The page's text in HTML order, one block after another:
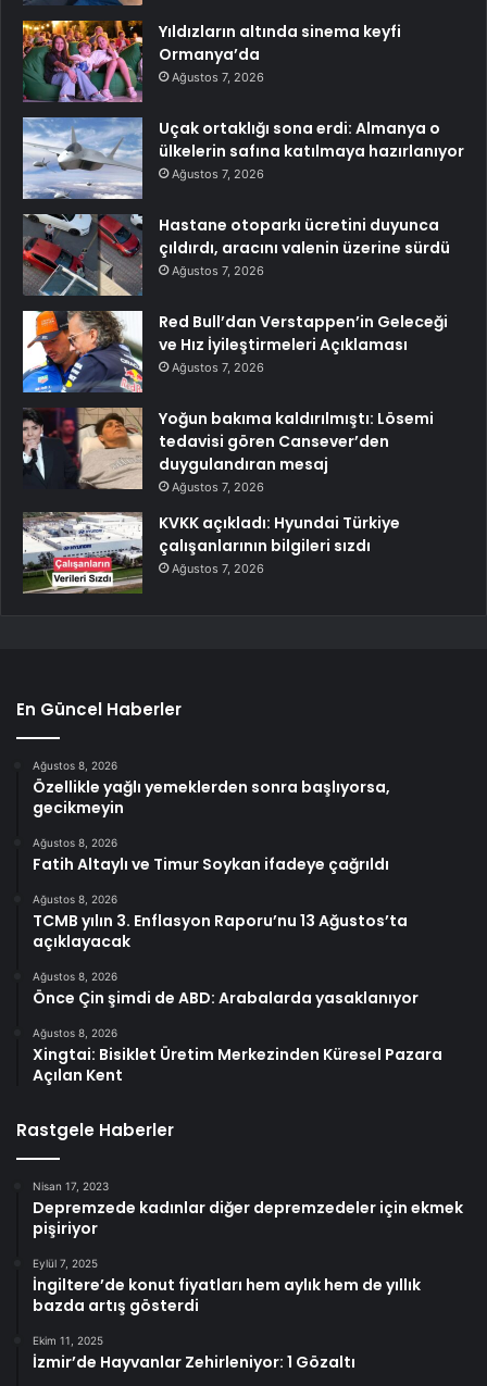
Yıldızların altında sinema keyfi
Ormanya’da
Ağustos 7, 2026
Uçak ortaklığı sona erdi: Almanya o
ülkelerin safına katılmaya hazırlanıyor
Ağustos 7, 2026
Hastane otoparkı ücretini duyunca
çıldırdı, aracını valenin üzerine sürdü
Ağustos 7, 2026
Red Bull’dan Verstappen’in Geleceği
ve Hız İyileştirmeleri Açıklaması
Ağustos 7, 2026
Yoğun bakıma kaldırılmıştı: Lösemi
tedavisi gören Cansever’den
duygulandıran mesaj
Ağustos 7, 2026
KVKK açıkladı: Hyundai Türkiye
çalışanlarının bilgileri sızdı
Ağustos 7, 2026
En Güncel Haberler
Ağustos 8, 2026
Özellikle yağlı yemeklerden sonra başlıyorsa,
gecikmeyin
Ağustos 8, 2026
Fatih Altaylı ve Timur Soykan ifadeye çağrıldı
Ağustos 8, 2026
TCMB yılın 3. Enflasyon Raporu’nu 13 Ağustos’ta
açıklayacak
Ağustos 8, 2026
Önce Çin şimdi de ABD: Arabalarda yasaklanıyor
Ağustos 8, 2026
Xingtai: Bisiklet Üretim Merkezinden Küresel Pazara
Açılan Kent
Rastgele Haberler
Nisan 17, 2023
Depremzede kadınlar diğer depremzedeler için ekmek
pişiriyor
Eylül 7, 2025
İngiltere’de konut fiyatları hem aylık hem de yıllık
bazda artış gösterdi
Ekim 11, 2025
İzmir’de Hayvanlar Zehirleniyor: 1 Gözaltı